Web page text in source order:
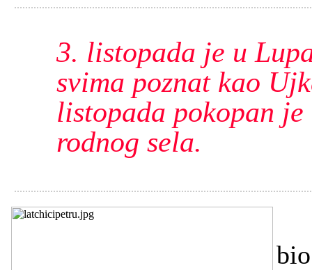
3. listopada je u
svima poznat kao
listopada pokopan
rodnog sela.